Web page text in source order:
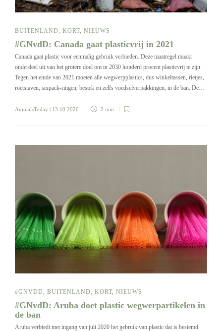
BUITENLAND KORT NIEUWS
#GNvdD: Canada gaat plasticvrij in 2021
Canada gaat plastic voor eenmalig gebruik verbieden. Deze maatregel maakt
onderdeel uit van het grotere doel om in 2030 honderd procent plasticvrij te zijn.
Tegen het einde van 2021 moeten alle wegwerpplastics, dus winkeltassen, rietjes,
roetstaven, sixpack-ringen, bestek en zelfs voedselverpakkingen, in de ban. De…
AnimalsToday | 13 10 2020 2 min
#GNVDD BUITENLAND KORT NIEUWS
#GNvdD: Aruba doet plastic wegwerpartikelen in
de ban
Aruba verbiedt met ingang van juli 2020 het gebruik van plastic dat is bestemd